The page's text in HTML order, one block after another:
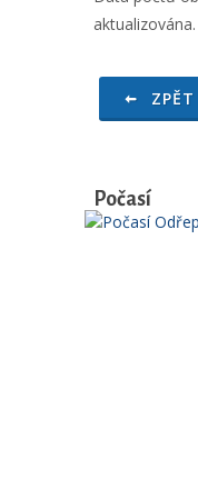
aktualizována.
Počasí